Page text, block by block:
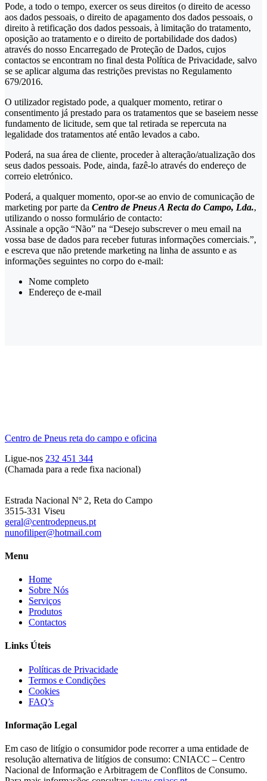
Pode, a todo o tempo, exercer os seus direitos (o direito de acesso
aos dados pessoais, o direito de apagamento dos dados pessoais, o
direito à retificação dos dados pessoais, à limitação do tratamento,
oposição ao tratamento e o direito de portabilidade dos dados)
através do nosso Encarregado de Proteção de Dados, cujos
contactos se encontram no final desta Política de Privacidade, salvo
se se aplicar alguma das restrições previstas no Regulamento
679/2016.
O utilizador registado pode, a qualquer momento, retirar o
consentimento já prestado para os tratamentos que se baseiem nesse
fundamento de licitude, sem que tal retirada se repercuta na
legalidade dos tratamentos até então levados a cabo.
Poderá, na sua área de cliente, proceder à alteração/atualização dos
seus dados pessoais. Pode, ainda, fazê-lo através do endereço de
correio eletrónico.
Poderá, a qualquer momento, opor-se ao envio de comunicação de
marketing por parte da Centro de Pneus A Recta do Campo, Lda.,
utilizando o nosso formulário de contacto:
Assinale a opção “Não” na “Desejo subscrever o meu email na
vossa base de dados para receber futuras informações comerciais.”,
e escreva que não pretende marketing na linha de assunto e as
informações seguintes no corpo do e-mail:
Nome completo
Endereço de e-mail
Centro de Pneus reta do campo e oficina
Ligue-nos 232 451 344
(Chamada para a rede fixa nacional)
Estrada Nacional Nº 2, Reta do Campo
3515-331 Viseu
geral@centrodepneus.pt
nunofiliper@hotmail.com
Menu
Home
Sobre Nós
Serviços
Produtos
Contactos
Links Úteis
Políticas de Privacidade
Termos e Condições
Cookies
FAQ’s
Informação Legal
Em caso de litígio o consumidor pode recorrer a uma entidade de
resolução alternativa de litígios de consumo: CNIACC – Centro
Nacional de Informação e Arbitragem de Conflitos de Consumo.